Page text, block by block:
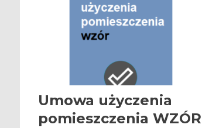
Umowa użyczenia
pomieszczenia WZÓR